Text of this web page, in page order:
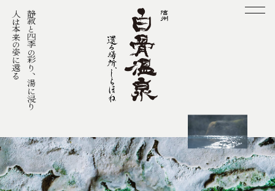
静寂と四季の彩り、湯に浸り
人は本来の姿に還る